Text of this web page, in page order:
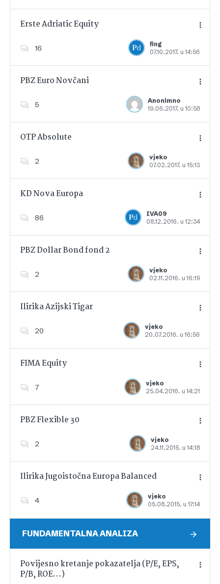
Erste Adriatic Equity
16
fing
07.10.2017. u 14:56
Dodajte u favorite
PBZ Euro Novčani
5
Anonimno
19.06.2017. u 10:58
Dodajte u favorite
OTP Absolute
2
vjeko
07.02.2017. u 15:13
Dodajte u favorite
KD Nova Europa
86
IVA09
08.12.2016. u 12:34
Dodajte u favorite
PBZ Dollar Bond fond 2
2
vjeko
02.11.2016. u 16:19
Dodajte u favorite
Ilirika Azijski Tigar
20
vjeko
20.07.2016. u 16:56
Dodajte u favorite
FIMA Equity
7
vjeko
25.04.2016. u 14:21
Dodajte u favorite
PBZ Flexible 30
2
vjeko
24.11.2015. u 14:18
Dodajte u favorite
Ilirika Jugoistočna Europa Balanced
4
vjeko
05.08.2015. u 17:14
Dodajte u favorite
FUNDAMENTALNA ANALIZA
Povijesno kretanje pokazatelja (P/E, EPS,
P/B, ROE…)